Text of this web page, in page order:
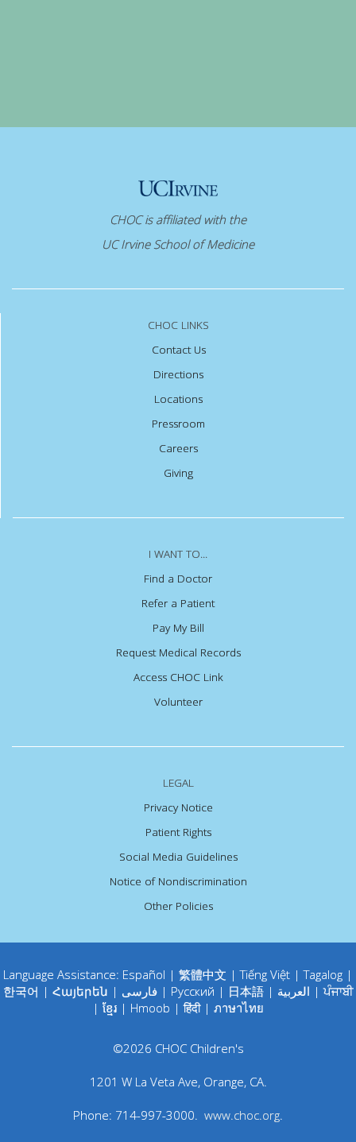
CHOC is affiliated with the
UC Irvine School of Medicine
CHOC LINKS
Contact Us
Directions
Locations
Pressroom
Careers
Giving
I WANT TO...
Find a Doctor
Refer a Patient
Pay My Bill
Request Medical Records
Access CHOC Link
Volunteer
LEGAL
Privacy Notice
Patient Rights
Social Media Guidelines
Notice of Nondiscrimination
Other Policies
Language Assistance: Español | 繁體中文 |Tiếng Việt |Tagalog |
한국어 | Հայերեն | فارسی| Русский | 日本語| العربية |ਪੰਜਾਬੀ
| ខ្មែរ | Hmoob |हिंदी| ภาษาไทย
©2026 CHOC Children's
1201 W La Veta Ave, Orange, CA.
Phone: 714-997-3000. www.choc.org.